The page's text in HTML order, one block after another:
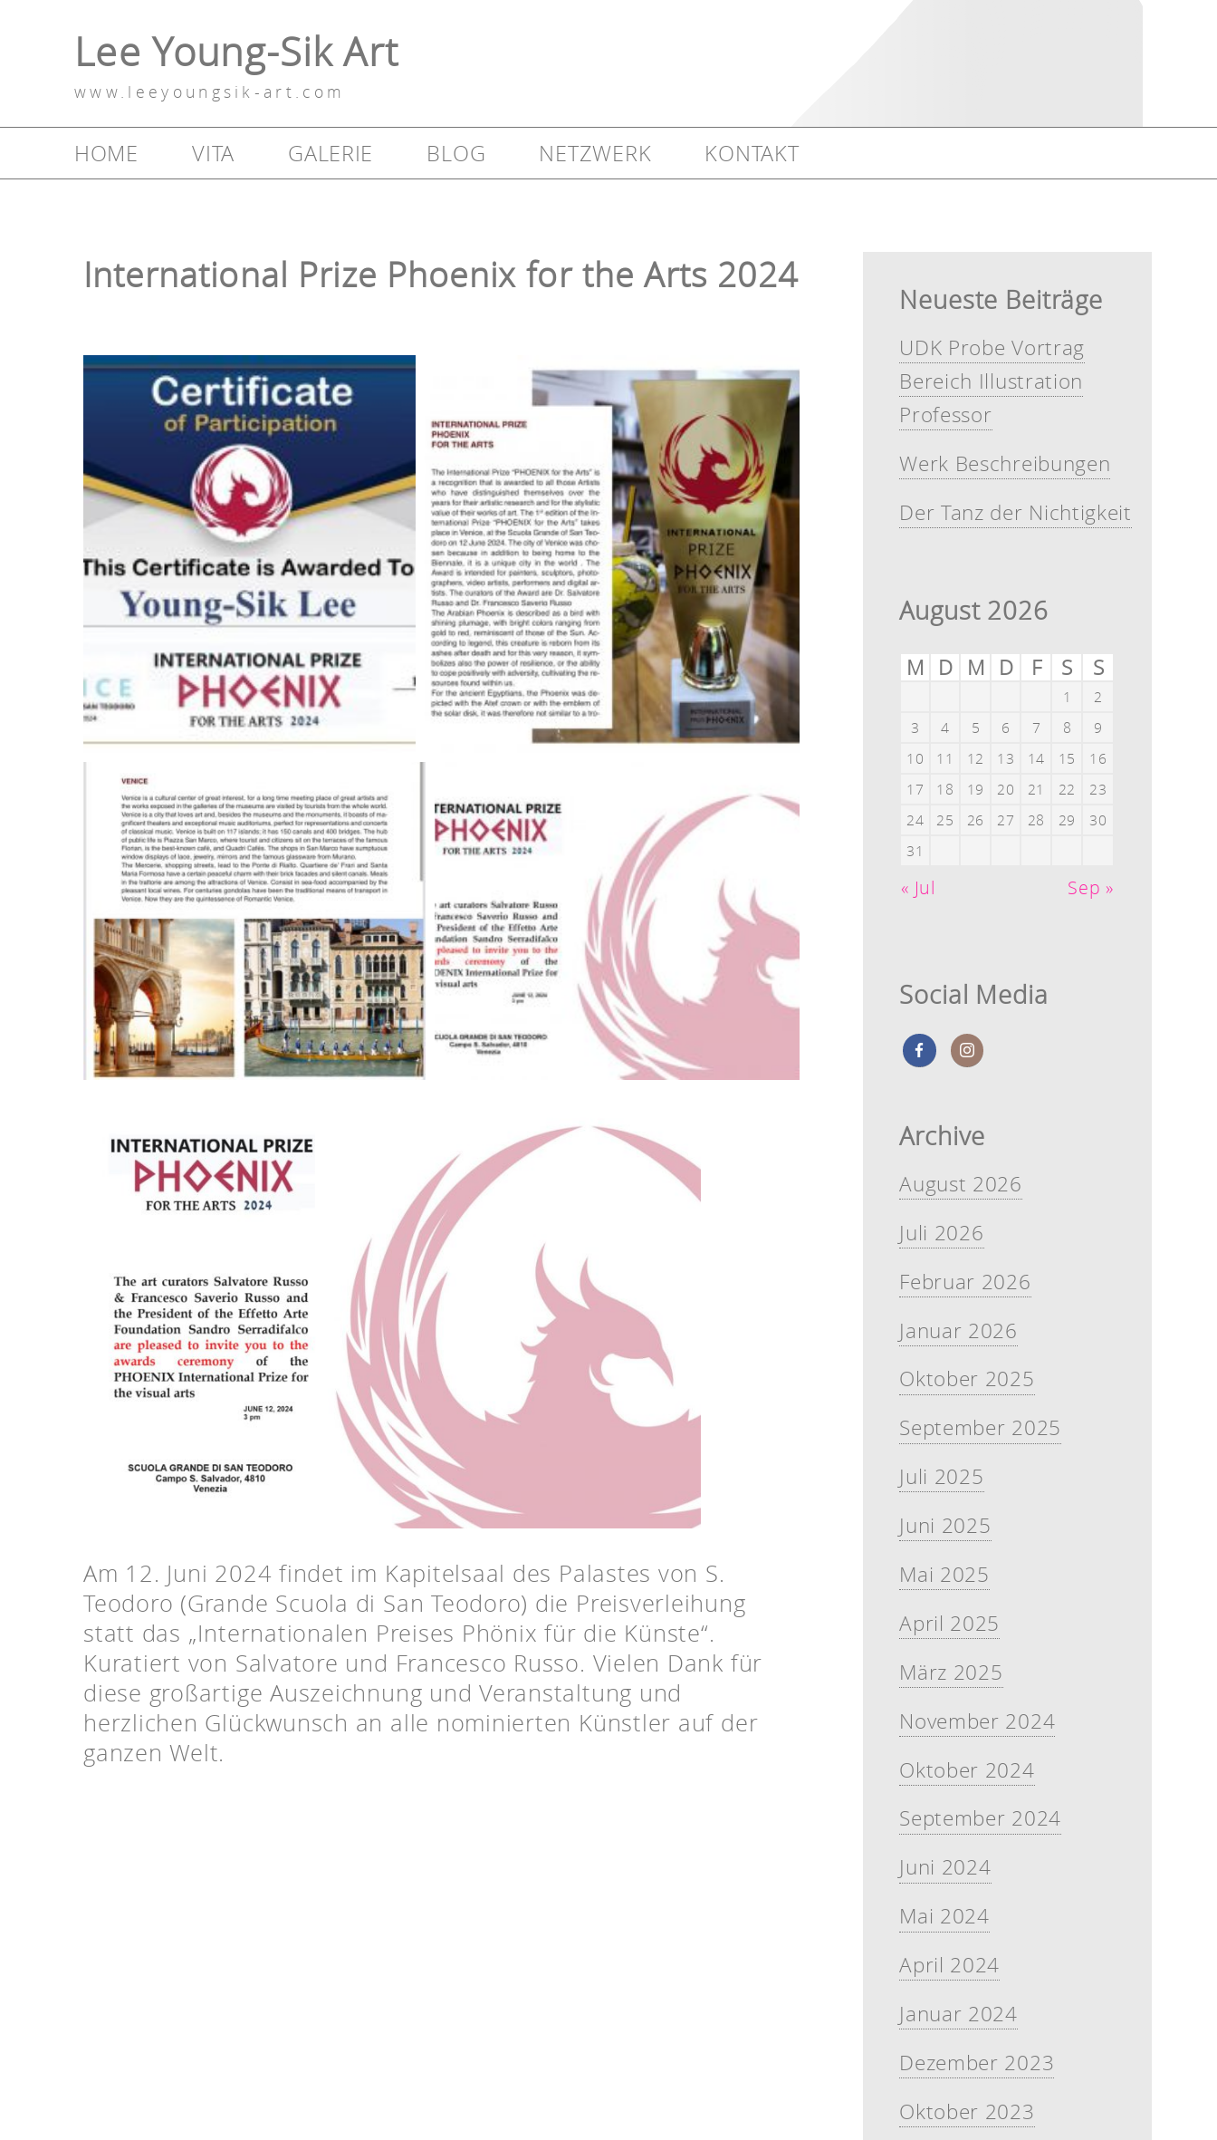
Lee Young-Sik Art
www.leeyoungsik-art.com
HOME VITA GALERIE BLOG NETZWERK KONTAKT
International Prize Phoenix for the Arts 2024
Am 12. Juni 2024 findet im Kapitelsaal des Palastes von S.
Teodoro (Grande Scuola di San Teodoro) die Preisverleihung
statt das „Internationalen Preises Phönix für die Künste“.
Kuratiert von Salvatore und Francesco Russo. Vielen Dank für
diese großartige Auszeichnung und Veranstaltung und
herzlichen Glückwunsch an alle nominierten Künstler auf der
ganzen Welt.
Neueste Beiträge
UDK Probe Vortrag
Bereich Illustration
Professor
Werk Beschreibungen
Der Tanz der Nichtigkeit
August 2026
M D M D F S S
« Jul Sep »
1
2
3
4 5 6 7 8
9
10
11 12 13 14 15
16
17
18 19 20 21 22
23
24
25 26 27 28 29
30
31
Social Media
Archive
August 2026
Juli 2026
Februar 2026
Januar 2026
Oktober 2025
September 2025
Juli 2025
Juni 2025
Mai 2025
April 2025
März 2025
November 2024
Oktober 2024
September 2024
Juni 2024
Mai 2024
April 2024
Januar 2024
Dezember 2023
Oktober 2023